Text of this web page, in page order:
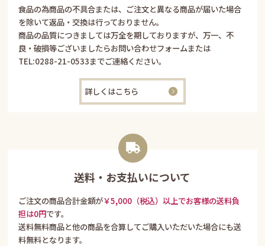
食品の為商品の不具合または、ご注文と異なる商品が届いた場合
を除いて返品・交換は行っておりません。
商品の品質につきましては万全を期しておりますが、万一、不
良・破損等ございましたらお問い合わせフォームまたは
TEL:0288-21-0533までご連絡ください。
詳しくはこちら
送料・お支払いについて
ご注文の商品合計金額が￥5,000（税込）以上でお客様の送料負
担は0円です。
送料無料商品と他の商品を合算してご購入いただいた場合にも送
料無料となります。